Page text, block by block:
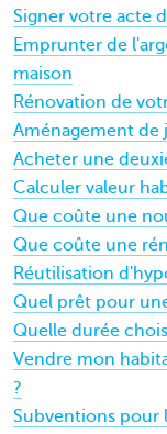
Signer votre acte
Emprunter de
maison
Rénovation de
Aménagement de
Acheter une
Calculer valeur
Que coûte une
Que coûte une
Réutilisation
Quel prêt pour
Quelle durée
Vendre mon
?
Subventions pour